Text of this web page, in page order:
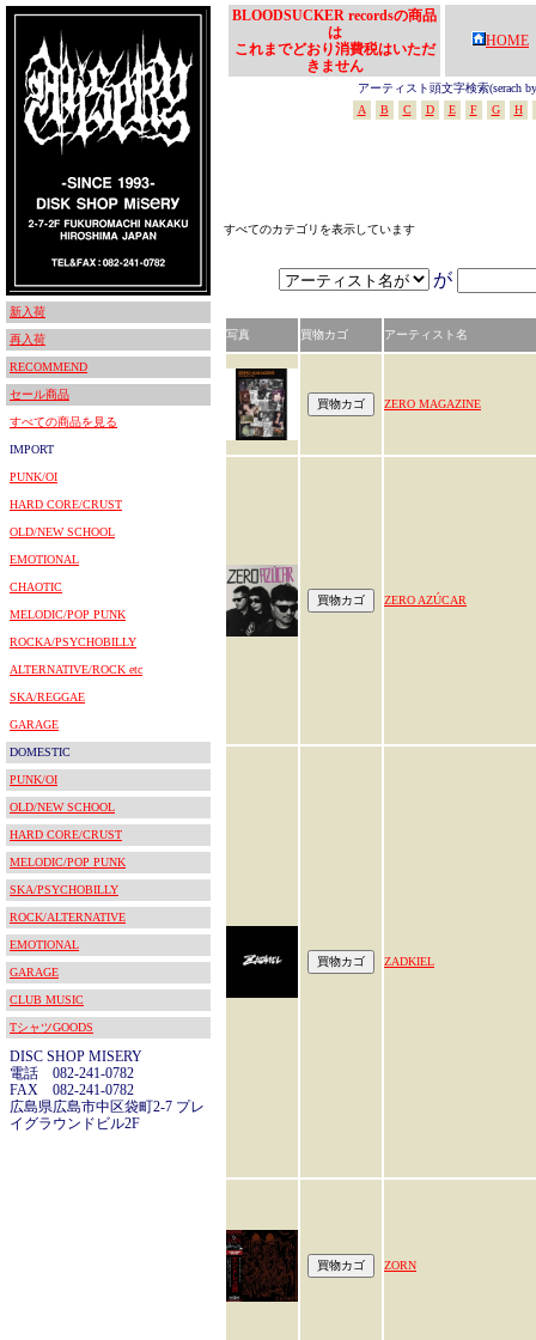
新入荷
再入荷
RECOMMEND
セール商品
すべての商品を見る
IMPORT
PUNK/OI
HARD CORE/CRUST
OLD/NEW SCHOOL
EMOTIONAL
CHAOTIC
MELODIC/POP PUNK
ROCKA/PSYCHOBILLY
ALTERNATIVE/ROCK etc
SKA/REGGAE
GARAGE
DOMESTIC
PUNK/OI
OLD/NEW SCHOOL
HARD CORE/CRUST
MELODIC/POP PUNK
SKA/PSYCHOBILLY
ROCK/ALTERNATIVE
EMOTIONAL
GARAGE
CLUB MUSIC
TシャツGOODS
DISC SHOP MISERY
電話 082-241-0782
FAX 082-241-0782
広島県広島市中区袋町2-7 プレ
イグラウンドビル2F
BLOODSUCKER recordsの商品
は
これまでどおり消費税はいただ
きません
HOME
アーティスト頭文字検索(serach
A
B C D E F G H
すべてのカテゴリを表示しています
が
写真 買物カゴ アーティスト名
ZERO MAGAZINE
ZERO AZÚCAR
ZADKIEL
ZORN